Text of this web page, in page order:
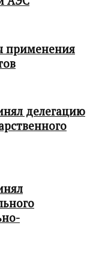
применения
делегацию